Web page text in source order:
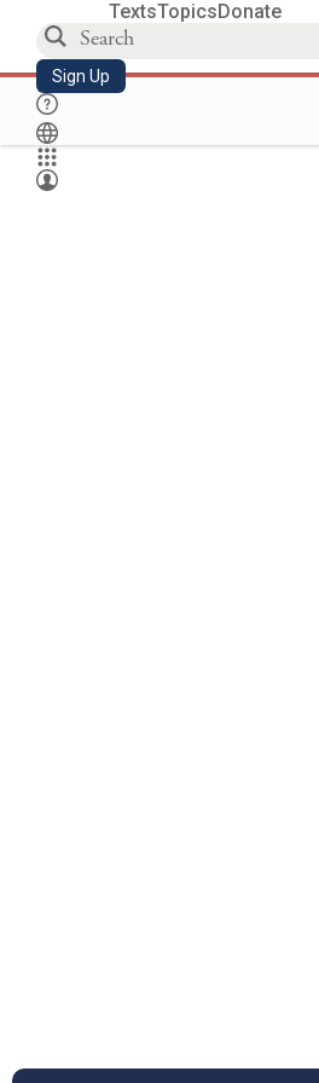
TextsTopicsDonate
Sign Up